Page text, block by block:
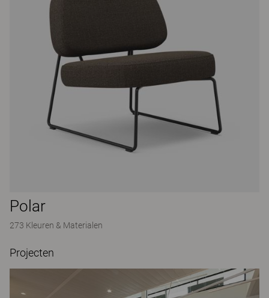
Polar
273 Kleuren & Materialen
Projecten